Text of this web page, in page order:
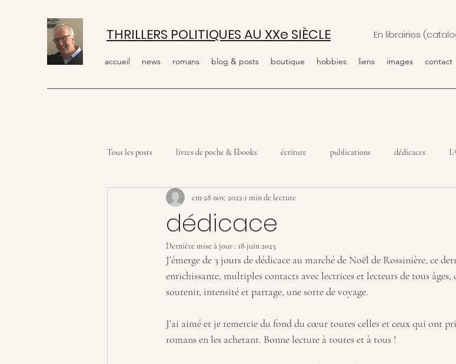
THRILLERS POLITIQUES AU XXe SIÈCLE En librairies
accueil news romans blog & posts boutique hobbies liens images contact
Tous les posts livres de poche & Ebooks écriture publications dédicaces
dédicace
cm 28 nov. 2022 1 min de lecture
Dernière mise à jour : 18 juin 2023
J’émerge de 3 jours de dédicace au marché de Noël de Rossinière, ce
enrichissante, multiples contacts avec lectrices et lecteurs de tous âges,
soutenir, intensité et partage, une sorte de voyage.
J’ai aimé et je remercie du fond du cœur toutes celles et ceux qui ont
romans en les achetant. Bonne lecture à toutes et à tous !